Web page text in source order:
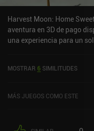
Harvest Moon: Home
aventura en 3D de pago
una experiencia para un
Home se lanzó en agosto
App Store de iOS.
MOSTRAR 6 SIMILITUDES
MÁS JUEGOS COMO ESTE